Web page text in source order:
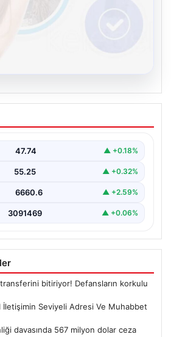
Dijital İletişimin Seviyeli
Deneyimi
ifade etmektedir.
47.74 ▲ +0.18%
55.25 ▲ +0.32%
6660.6 ▲ +2.59%
3091469 ▲ +0.06%
bitiriyor! Defansların korkulu
İletişimin Seviyeli Adresi Ve Muhabbet
davasında 567 milyon dolar ceza